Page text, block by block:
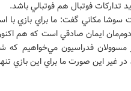
تدارکات فوتبال هم فوتبالي باشد.
سوشا مکاني گفت: ما براي بازي با
دوم‌مان ايمان صادقي است که هم
مسوولان فدراسيون مي‌خواهيم که
غير اين صورت ما براي اين بازي